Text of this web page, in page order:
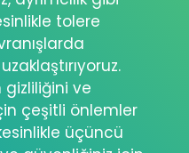
tolere
gizliliğini ve
çeşitli önlemler
üçüncü